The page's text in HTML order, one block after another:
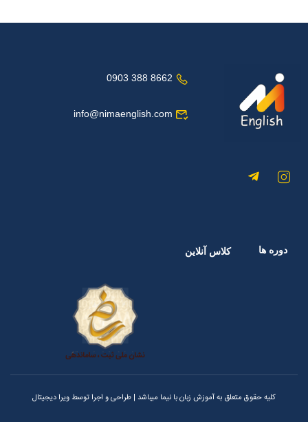
8662 388 0903
info@nimaenglish.com
دوره ها کلاس آنلاین
کلیه حقوق متعلق به آموزش زبان با نیما میباشد | طراحی و اجرا توسط ویرا دیجیتال